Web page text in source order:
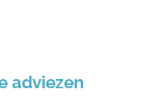
adviezen